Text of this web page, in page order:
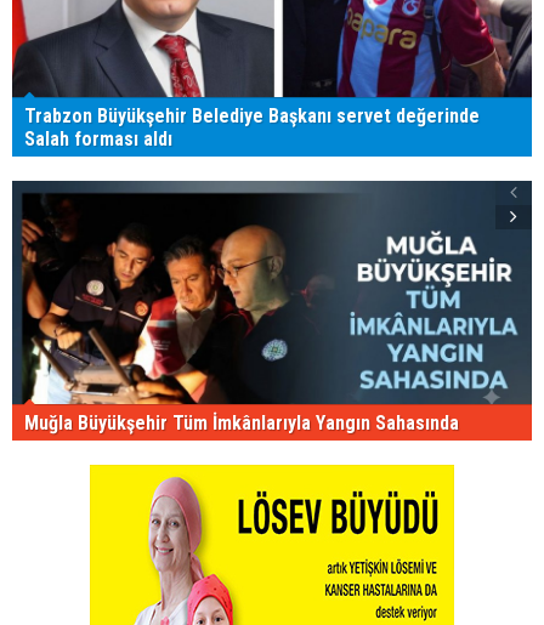
Trabzon Büyükşehir Belediye Başkanı servet değerinde
Salah forması aldı
Muğla Büyükşehir Tüm İmkânlarıyla Yangın Sahasında